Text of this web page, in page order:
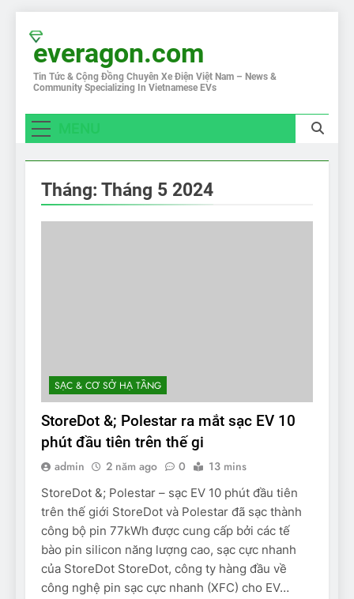
content
everagon.com
Tin Tức & Cộng Đồng Chuyên Xe Điện Việt Nam – News &
Community Specializing In Vietnamese EVs
Tháng: Tháng 5 2024
SẠC & CƠ SỞ HẠ TẦNG
StoreDot &; Polestar ra mắt sạc EV 10
phút đầu tiên trên thế gi
admin 2 năm ago 0 13 mins
StoreDot &; Polestar – sạc EV 10 phút đầu tiên
trên thế giới StoreDot và Polestar đã sạc thành
công bộ pin 77kWh được cung cấp bởi các tế
bào pin silicon năng lượng cao, sạc cực nhanh
của StoreDot StoreDot, công ty hàng đầu về
công nghệ pin sạc cực nhanh (XFC) cho EV…